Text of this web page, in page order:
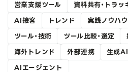
営業支援ツール 資料共有・トラッ
AI接客 トレンド 実践ノウハウ
ツール・技術 ツール比較・選定
海外トレンド 外部連携 生成
AIエージェント